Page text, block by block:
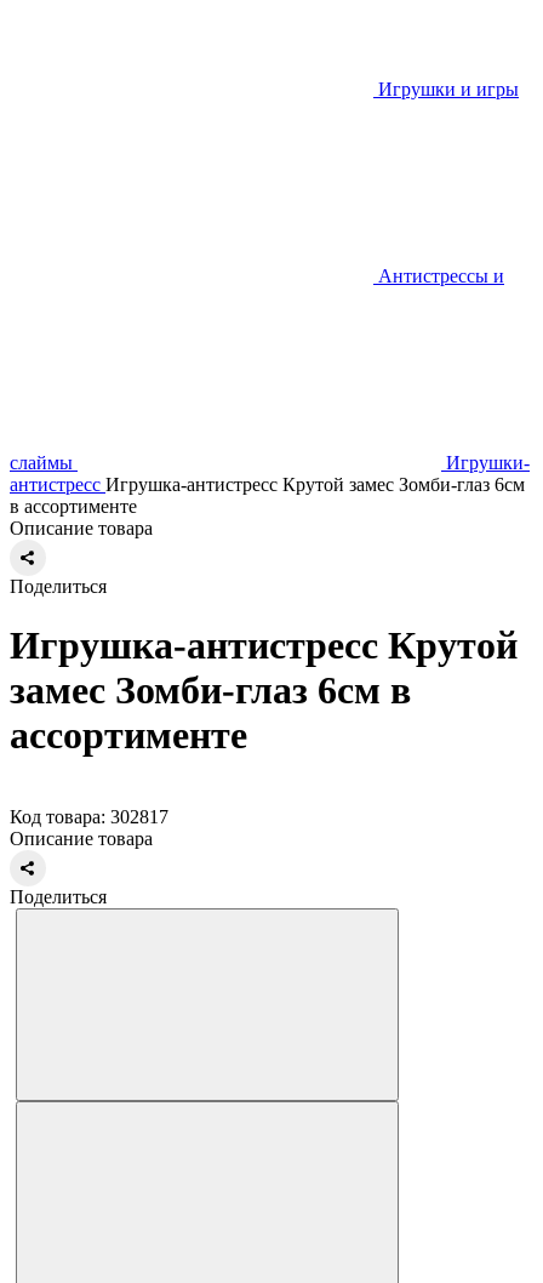
Игрушки и игры
Антистрессы и
слаймы
Игрушки-
антистресс Игрушка-антистресс Крутой замес Зомби-глаз 6см
в ассортименте
Описание товара
Поделиться
Игрушка-антистресс Крутой
замес Зомби-глаз 6см в
ассортименте
Код товара: 302817
Описание товара
Поделиться